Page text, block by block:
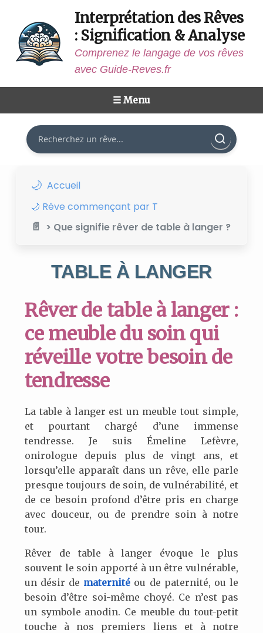
Interprétation des Rêves
: Signification & Analyse
Comprenez le langage de vos rêves
avec Guide-Reves.fr
☰ Menu
Rechercher
Accueil
🌙 Rêve commençant par T
> Que signifie rêver de table à langer ?
TABLE À LANGER
Rêver de table à langer :
ce meuble du soin qui
réveille votre besoin de
tendresse
La table à langer est un meuble tout simple,
et pourtant chargé d’une immense
tendresse. Je suis Émeline Lefèvre,
onirologue depuis plus de vingt ans, et
lorsqu’elle apparaît dans un rêve, elle parle
presque toujours de soin, de vulnérabilité, et
de ce besoin profond d’être pris en charge
avec douceur, ou de prendre soin à notre
tour.
Rêver de table à langer évoque le plus
souvent le soin apporté à un être vulnérable,
un désir de maternité ou de paternité, ou le
besoin d’être soi-même choyé. Ce n’est pas
un symbole anodin. Ce meuble du tout-petit
touche à nos premiers liens et à notre